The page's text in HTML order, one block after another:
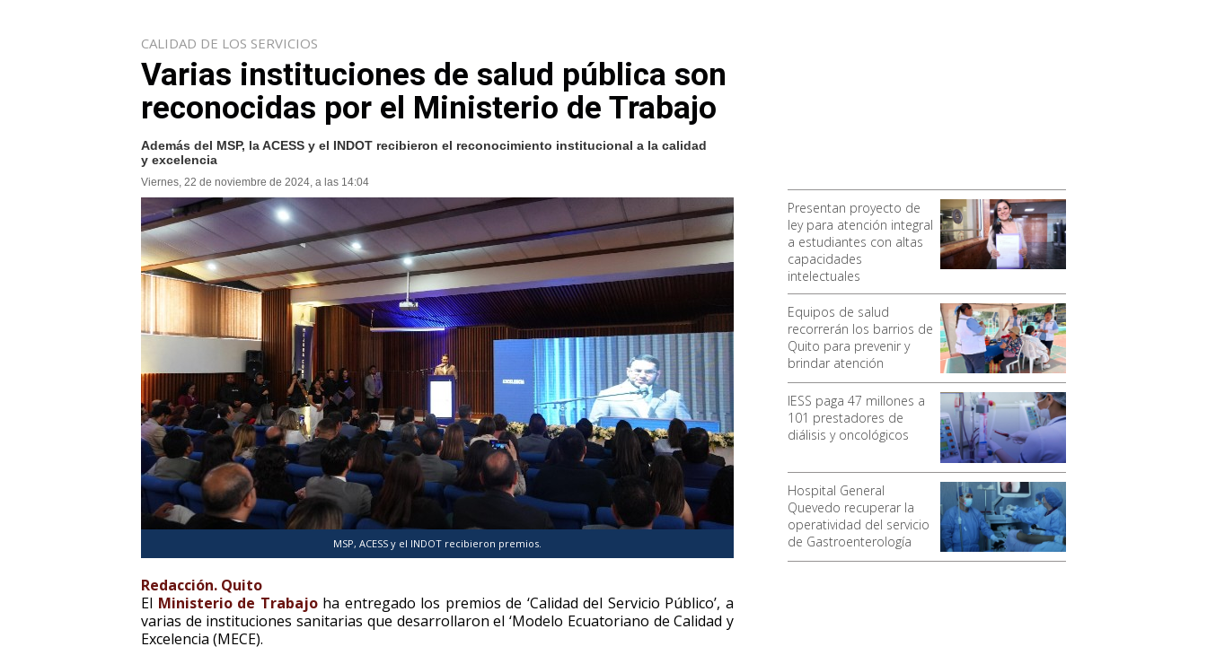
Presentan proyecto de
ley para atención integral
a estudiantes con altas
capacidades
intelectuales
Equipos de salud
recorrerán los barrios de
Quito para prevenir y
brindar atención
IESS paga 47 millones a
101 prestadores de
diálisis y oncológicos
Hospital General
Quevedo recuperar la
operatividad del servicio
de Gastroenterología
CALIDAD DE LOS SERVICIOS
Varias instituciones de salud pública son
reconocidas por el Ministerio de Trabajo
Además del MSP, la ACESS y el INDOT recibieron el reconocimiento institucional a la calidad
y excelencia
Viernes, 22 de noviembre de 2024, a las 14:04
MSP, ACESS y el INDOT recibieron premios.
Redacción. Quito
El Ministerio de Trabajoha entregado los premios de ‘Calidad del Servicio Público’, a
varias de instituciones sanitarias que desarrollaron el ‘Modelo Ecuatoriano de Calidad y
Excelencia (MECE).